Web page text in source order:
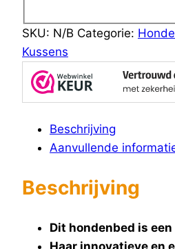
SKU: N/B Categorie:
Kussens
Beschrijving
Aanvullende
Beschrijving
Dit hondenbed is
Haar innovatieve en